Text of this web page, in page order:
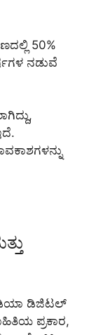
50%
ನಡುವೆ
ಡಿಜಿಟಲ್
ಪ್ರಕಾರ,